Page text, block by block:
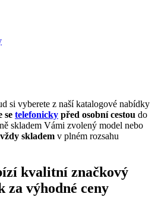
si vyberete z naší katalogové nabídky
se telefonicky před osobní cestou do
skladem Vámi zvolený model nebo
skladem v plném rozsahu
kvalitní značkový
za výhodné ceny